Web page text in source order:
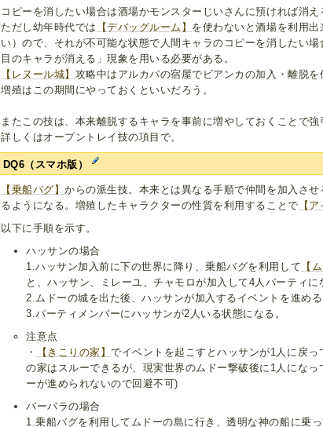
コピーを消したい場合は酒場かモンスターじいさんに預ければ消え
ただし幼年時代では
【デバッグルーム】 を使わないと酒場を利用
い）ので、それが不可能な状態で人間キャラのコピーを消したい
目のキャラが消える」現象を用いる必要がある。
【レヌール城】 攻略中はアルカパの宿屋でビアンカの加入・離脱
増殖はこの期間にやっておくといいだろう。
またこの技は、本来離脱するキャラを事前に増やしておくことで強
詳しくはオープントレイ技の項目で。
DQ6（スマホ版）
【乗船バグ】からの派生技。本来とは異なる手順で仲間を加入さ
るようになる。増殖したキャラクターの性質を利用することで 【
以下に手順を示す。
ハッサンの場合
1.ハッサン加入前に下の世界に降り、乗船バグを利用して 【
と、ハッサン、ミレーユ、チャモロが加入して4人パーティに
2.ムドーの城を出た後、ハッサンが加入するイベントを進める
3.パーティメンバーにハッサンが2人いる状態になる。
注意点
・
【きこりの家】でイベントを起こすとハッサンが1人に戻
の家はスルーできるが、現実世界のムドー撃破後に1人にな
ーが進められないので回避不可)
バーバラの場合
1.乗船バグを利用してムドーの島に行き、透明な神の船に乗